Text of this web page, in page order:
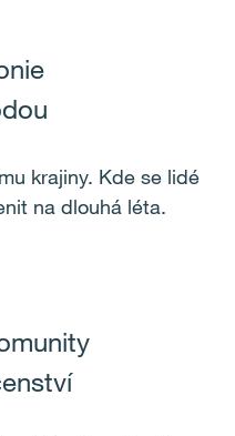
krajiny. Kde se lidé
na dlouhá léta.